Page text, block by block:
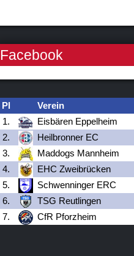
Facebook
Pl Verein
1.
Eisbären Eppelheim
2.
Heilbronner EC
3.
Maddogs Mannheim
4.
EHC Zweibrücken
5.
Schwenninger ERC
6.
TSG Reutlingen
7.
CfR Pforzheim